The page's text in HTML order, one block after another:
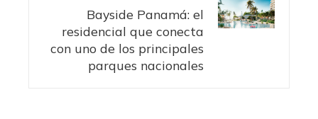
Bayside Panamá: el
residencial que conecta
con uno de los principales
parques nacionales